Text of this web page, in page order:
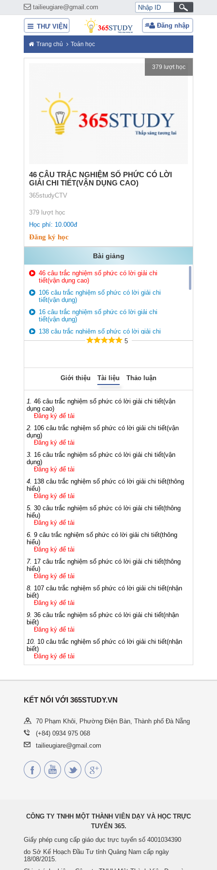
tailieugiare@gmail.com
THƯ VIỆN Đăng nhập
Trang chủ Toán học
379 lượt học
46 CÂU TRẮC NGHIỆM SỐ PHỨC CÓ LỜI
GIẢI CHI TIẾT(VẬN DỤNG CAO)
365studyCTV
379 lượt học
Học phí: 10.000đ
Đăng ký học
Bài giảng
46 câu trắc nghiệm số phức có lời giải chi
tiết(vận dụng cao)
106 câu trắc nghiệm số phức có lời giải chi
tiết(vận dụng)
16 câu trắc nghiệm số phức có lời giải chi
tiết(vận dụng)
138 câu trắc nghiệm số phức có lời giải chi
9 câu trắc nghiệm số phức có lời giải chi
tiết(thông hiểu)
17 câu trắc nghiệm số phức có lời giải chi
tiết(thông hiểu)
107 câu trắc nghiệm số phức có lời giải chi
tiết(nhận biết)
36 câu trắc nghiệm số phức có lời giải chi
tiết(nhận biết)
10 câu trắc nghiệm số phức có lời giải chi
tiết(nhận biết)
5
Giới thiệu Tài liệu Thảo luận
1. 46 câu trắc nghiệm số phức có lời giải chi tiết(vận
dụng cao)
Đăng ký để tải
2. 106 câu trắc nghiệm số phức có lời giải chi tiết(vận
dụng)
Đăng ký để tải
3. 16 câu trắc nghiệm số phức có lời giải chi tiết(vận
dụng)
Đăng ký để tải
4. 138 câu trắc nghiệm số phức có lời giải chi tiết(thông
hiểu)
Đăng ký để tải
5. 30 câu trắc nghiệm số phức có lời giải chi tiết(thông
hiểu)
Đăng ký để tải
6. 9 câu trắc nghiệm số phức có lời giải chi tiết(thông
hiểu)
Đăng ký để tải
7. 17 câu trắc nghiệm số phức có lời giải chi tiết(thông
hiểu)
Đăng ký để tải
8. 107 câu trắc nghiệm số phức có lời giải chi tiết(nhận
biết)
Đăng ký để tải
9. 36 câu trắc nghiệm số phức có lời giải chi tiết(nhận
biết)
Đăng ký để tải
10. 10 câu trắc nghiệm số phức có lời giải chi tiết(nhận
biết)
Đăng ký để tải
KẾT NỐI VỚI 365STUDY.VN
70 Phạm Khôi, Phường Điện Bàn, Thành phố Đà Nẵng
(+84) 0934 975 068
tailieugiare@gmail.com
CÔNG TY TNHH MỘT THÀNH VIÊN DẠY VÀ HỌC TRỰC
TUYẾN 365.
Giấy phép cung cấp giáo dục trực tuyến số 4001034390
do Sở Kế Hoạch Đầu Tư tỉnh Quảng Nam cấp ngày
18/08/2015.